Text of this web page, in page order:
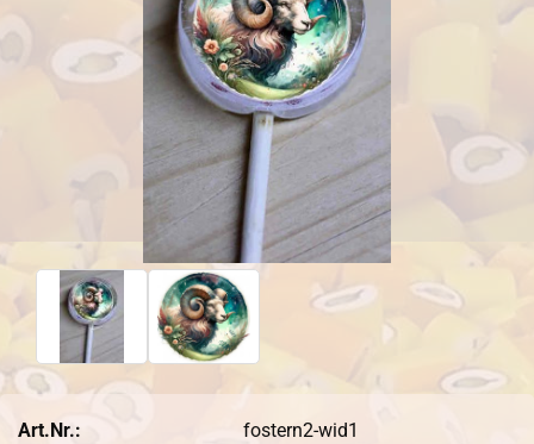
Art.Nr.:
fostern2-wid1